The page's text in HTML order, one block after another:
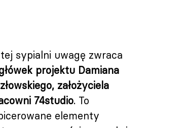
sypialni uwagę zwraca
projektu Damiana
założyciela
74studio. To
elementy